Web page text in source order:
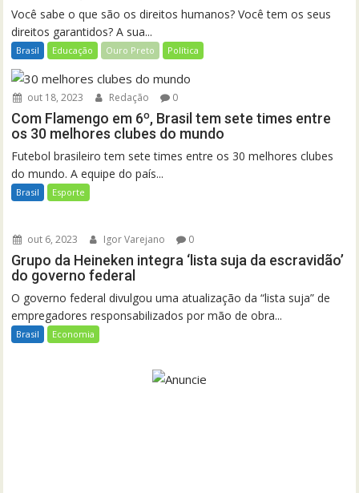
Você sabe o que são os direitos humanos? Você tem os seus
direitos garantidos? A sua...
Brasil Educação Ouro Preto Política
out 18, 2023 Redação 0
Com Flamengo em 6º, Brasil tem sete times entre
os 30 melhores clubes do mundo
Futebol brasileiro tem sete times entre os 30 melhores clubes
do mundo. A equipe do país...
Brasil Esporte
out 6, 2023 Igor Varejano 0
Grupo da Heineken integra ‘lista suja da escravidão’
do governo federal
O governo federal divulgou uma atualização da “lista suja” de
empregadores responsabilizados por mão de obra...
Brasil Economia